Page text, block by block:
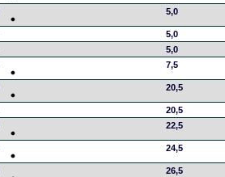
5,0
5,0
5,0
7,5
20,5
20,5
22,5
24,5
26,5